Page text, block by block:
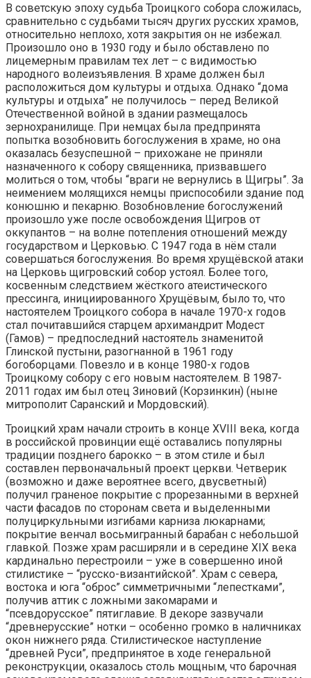
В советскую эпоху судьба Троицкого собора сложилась,
сравнительно с судьбами тысяч других русских храмов,
относительно неплохо, хотя закрытия он не избежал.
Произошло оно в 1930 году и было обставлено по
лицемерным правилам тех лет – с видимостью
народного волеизъявления. В храме должен был
расположиться дом культуры и отдыха. Однако “дома
культуры и отдыха” не получилось – перед Великой
Отечественной войной в здании размещалось
зернохранилище. При немцах была предпринята
попытка возобновить богослужения в храме, но она
оказалась безуспешной – прихожане не приняли
назначенного к собору священника, призвавшего
молиться о том, чтобы “враги не вернулись в Щигры”. За
неимением молящихся немцы приспособили здание под
конюшню и пекарню. Возобновление богослужений
произошло уже после освобождения Щигров от
оккупантов – на волне потепления отношений между
государством и Церковью. С 1947 года в нём стали
совершаться богослужения. Во время хрущёвской атаки
на Церковь щигровский собор устоял. Более того,
косвенным следствием жёсткого атеистического
прессинга, инициированного Хрущёвым, было то, что
настоятелем Троицкого собора в начале 1970-х годов
стал почитавшийся старцем архимандрит Модест
(Гамов) – предпоследний настоятель знаменитой
Глинской пустыни, разогнанной в 1961 году
богоборцами. Повезло и в конце 1980-х годов
Троицкому собору с его новым настоятелем. В 1987-
2011 годах им был отец Зиновий (Корзинкин) (ныне
митрополит Саранский и Мордовский).
Троицкий храм начали строить в конце ХVIII века, когда
в российской провинции ещё оставались популярны
традиции позднего барокко – в этом стиле и был
составлен первоначальный проект церкви. Четверик
(возможно и даже вероятнее всего, двусветный)
получил граненое покрытие с прорезанными в верхней
части фасадов по сторонам света и выделенными
полуциркульными изгибами карниза люкарнами;
покрытие венчал восьмигранный барабан с небольшой
главкой. Позже храм расширяли и в середине ХIХ века
кардинально перестроили – уже в совершенно иной
стилистике – “русско-византийской”. Храм с севера,
востока и юга “оброс” симметричными “лепестками”,
получив аттик с ложными закомарами и
“псевдорусское” пятиглавие. В декоре зазвучали
“древнерусские” нотки – особенно громко в наличниках
окон нижнего ряда. Стилистическое наступление
“древней Руси”, предпринятое в ходе генеральной
реконструкции, оказалось столь мощным, что барочная